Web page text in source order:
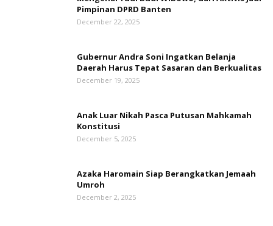
Pimpinan DPRD Banten
December 22, 2025
Gubernur Andra Soni Ingatkan Belanja
Daerah Harus Tepat Sasaran dan Berkualitas
December 19, 2025
Anak Luar Nikah Pasca Putusan Mahkamah
Konstitusi
December 5, 2025
Azaka Haromain Siap Berangkatkan Jemaah
Umroh
December 2, 2025